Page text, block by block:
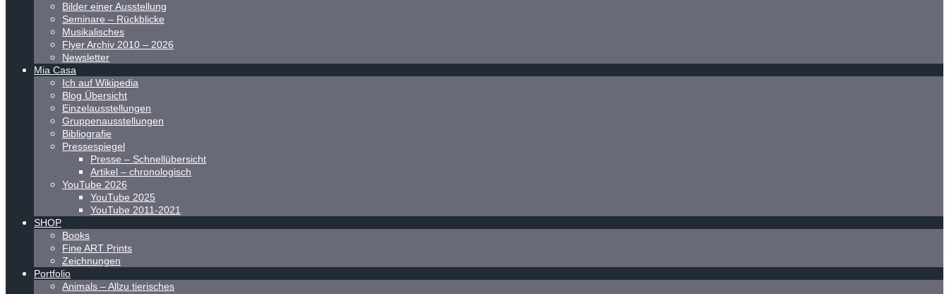
Bilder einer Ausstellung
Seminare – Rückblicke
Musikalisches
Flyer Archiv 2010 – 2026
Newsletter
Mia Casa
Ich auf Wikipedia
Blog Übersicht
Einzelausstellungen
Gruppenausstellungen
Bibliografie
Pressespiegel
Presse – Schnellübersicht
Artikel – chronologisch
YouTube 2026
YouTube 2025
YouTube 2011-2021
SHOP
Books
Fine ART Prints
Zeichnungen
Portfolio
Animals – Allzu tierisches